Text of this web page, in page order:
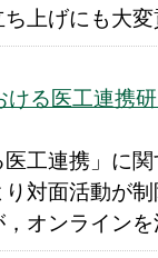
上げにも大
ける医工連携
医工連携」に
対面活動が
オンライン